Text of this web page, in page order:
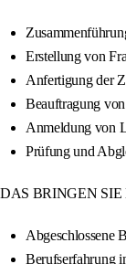
Erstellung von
Anfertigung der
Beauftragung
Anmeldung von
Prüfung und
DAS BRINGEN SIE
Abgeschlossene
Berufserfahrung